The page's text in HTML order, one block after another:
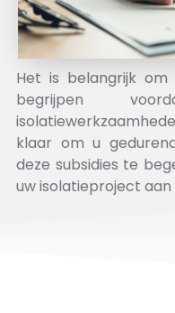
Het is belangrijk
begrijpen
klaar om u
deze subsidies te
uw isolatieproject